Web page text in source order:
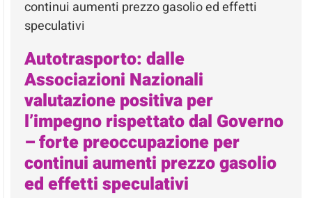
Autotrasporto: dalle
Associazioni Nazionali
valutazione positiva per
l’impegno rispettato dal Governo
– forte preoccupazione per
continui aumenti prezzo gasolio
ed effetti speculativi